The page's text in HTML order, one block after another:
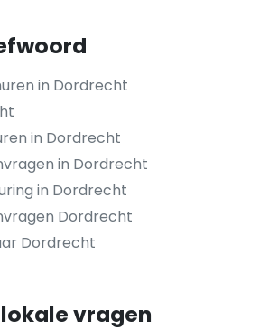
in Dordrecht
in Dordrecht
in Dordrecht
in Dordrecht
Dordrecht
Dordrecht
vragen